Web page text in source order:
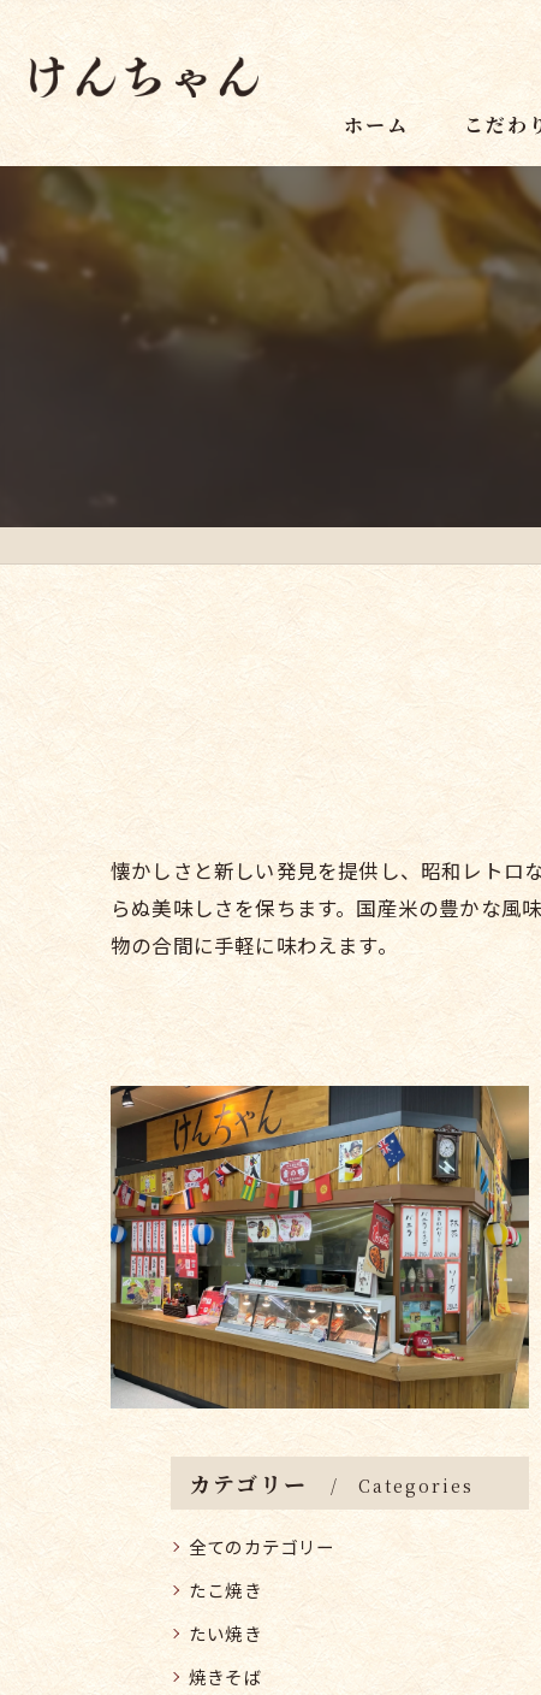
ホーム こだわ
懐かしさと新しい発見を提供し、昭和レトロ
らぬ美味しさを保ちます。国産米の豊かな風
物の合間に手軽に味わえます。
カテゴリー Categories
全てのカテゴリー
たこ焼き
たい焼き
焼きそば